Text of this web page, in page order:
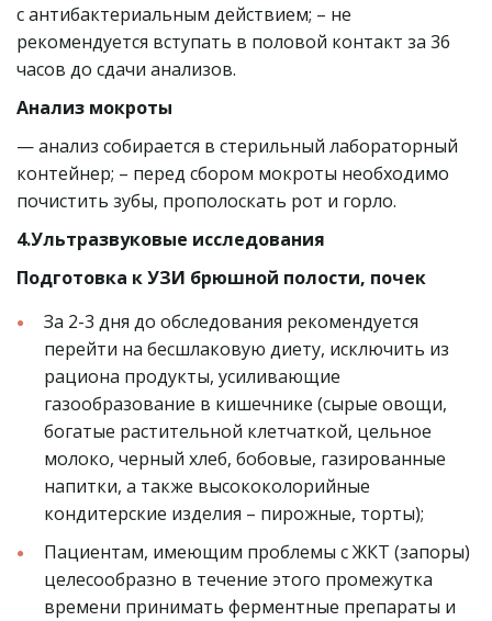
с антибактериальным действием; – не
рекомендуется вступать в половой контакт за 36
часов до сдачи анализов.
Анализ мокроты
— анализ собирается в стерильный лабораторный
контейнер; – перед сбором мокроты необходимо
почистить зубы, прополоскать рот и горло.
4.Ультразвуковые исследования
Подготовка к УЗИ брюшной полости, почек
За 2-3 дня до обследования рекомендуется
перейти на бесшлаковую диету, исключить из
рациона продукты, усиливающие
газообразование в кишечнике (сырые овощи,
богатые растительной клетчаткой, цельное
молоко, черный хлеб, бобовые, газированные
напитки, а также высококолорийные
кондитерские изделия – пирожные, торты);
Пациентам, имеющим проблемы с ЖКТ (запоры)
целесообразно в течение этого промежутка
времени принимать ферментные препараты и